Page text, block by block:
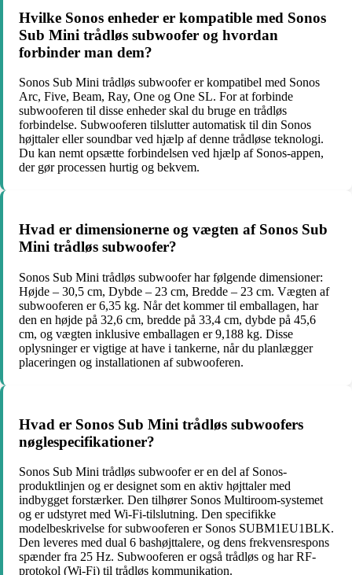
Hvilke Sonos enheder er kompatible med Sonos
Sub Mini trådløs subwoofer og hvordan
forbinder man dem?
Sonos Sub Mini trådløs subwoofer er kompatibel med Sonos
Arc, Five, Beam, Ray, One og One SL. For at forbinde
subwooferen til disse enheder skal du bruge en trådløs
forbindelse. Subwooferen tilslutter automatisk til din Sonos
højttaler eller soundbar ved hjælp af denne trådløse teknologi.
Du kan nemt opsætte forbindelsen ved hjælp af Sonos-appen,
der gør processen hurtig og bekvem.
Hvad er dimensionerne og vægten af Sonos Sub
Mini trådløs subwoofer?
Sonos Sub Mini trådløs subwoofer har følgende dimensioner:
Højde – 30,5 cm, Dybde – 23 cm, Bredde – 23 cm. Vægten af
subwooferen er 6,35 kg. Når det kommer til emballagen, har
den en højde på 32,6 cm, bredde på 33,4 cm, dybde på 45,6
cm, og vægten inklusive emballagen er 9,188 kg. Disse
oplysninger er vigtige at have i tankerne, når du planlægger
placeringen og installationen af subwooferen.
Hvad er Sonos Sub Mini trådløs subwoofers
nøglespecifikationer?
Sonos Sub Mini trådløs subwoofer er en del af Sonos-
produktlinjen og er designet som en aktiv højttaler med
indbygget forstærker. Den tilhører Sonos Multiroom-systemet
og er udstyret med Wi-Fi-tilslutning. Den specifikke
modelbeskrivelse for subwooferen er Sonos SUBM1EU1BLK.
Den leveres med dual 6 bashøjttalere, og dens frekvensrespons
spænder fra 25 Hz. Subwooferen er også trådløs og har RF-
protokol (Wi-Fi) til trådløs kommunikation.